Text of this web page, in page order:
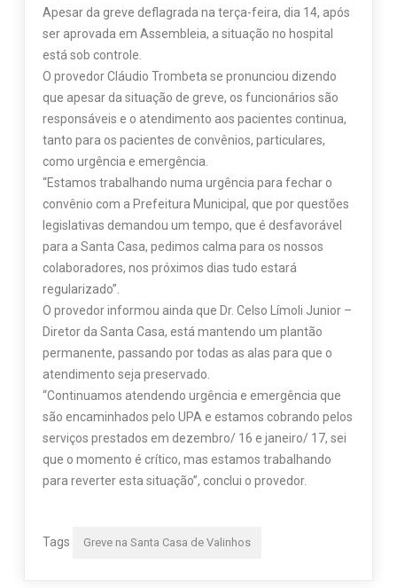
Apesar da greve deflagrada na terça-feira, dia 14, após
ser aprovada em Assembleia, a situação no hospital
está sob controle.
O provedor Cláudio Trombeta se pronunciou dizendo
que apesar da situação de greve, os funcionários são
responsáveis e o atendimento aos pacientes continua,
tanto para os pacientes de convênios, particulares,
como urgência e emergência.
“Estamos trabalhando numa urgência para fechar o
convênio com a Prefeitura Municipal, que por questões
legislativas demandou um tempo, que é desfavorável
para a Santa Casa, pedimos calma para os nossos
colaboradores, nos próximos dias tudo estará
regularizado”.
O provedor informou ainda que Dr. Celso Límoli Junior –
Diretor da Santa Casa, está mantendo um plantão
permanente, passando por todas as alas para que o
atendimento seja preservado.
“Continuamos atendendo urgência e emergência que
são encaminhados pelo UPA e estamos cobrando pelos
serviços prestados em dezembro/ 16 e janeiro/ 17, sei
que o momento é crítico, mas estamos trabalhando
para reverter esta situação”, conclui o provedor.
Tags Greve na Santa Casa de Valinhos